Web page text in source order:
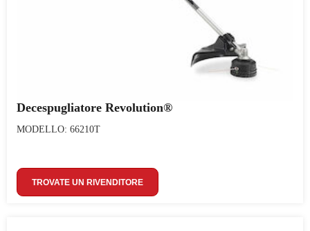
Decespugliatore Revolution®
MODELLO: 66210T
TROVATE UN RIVENDITORE